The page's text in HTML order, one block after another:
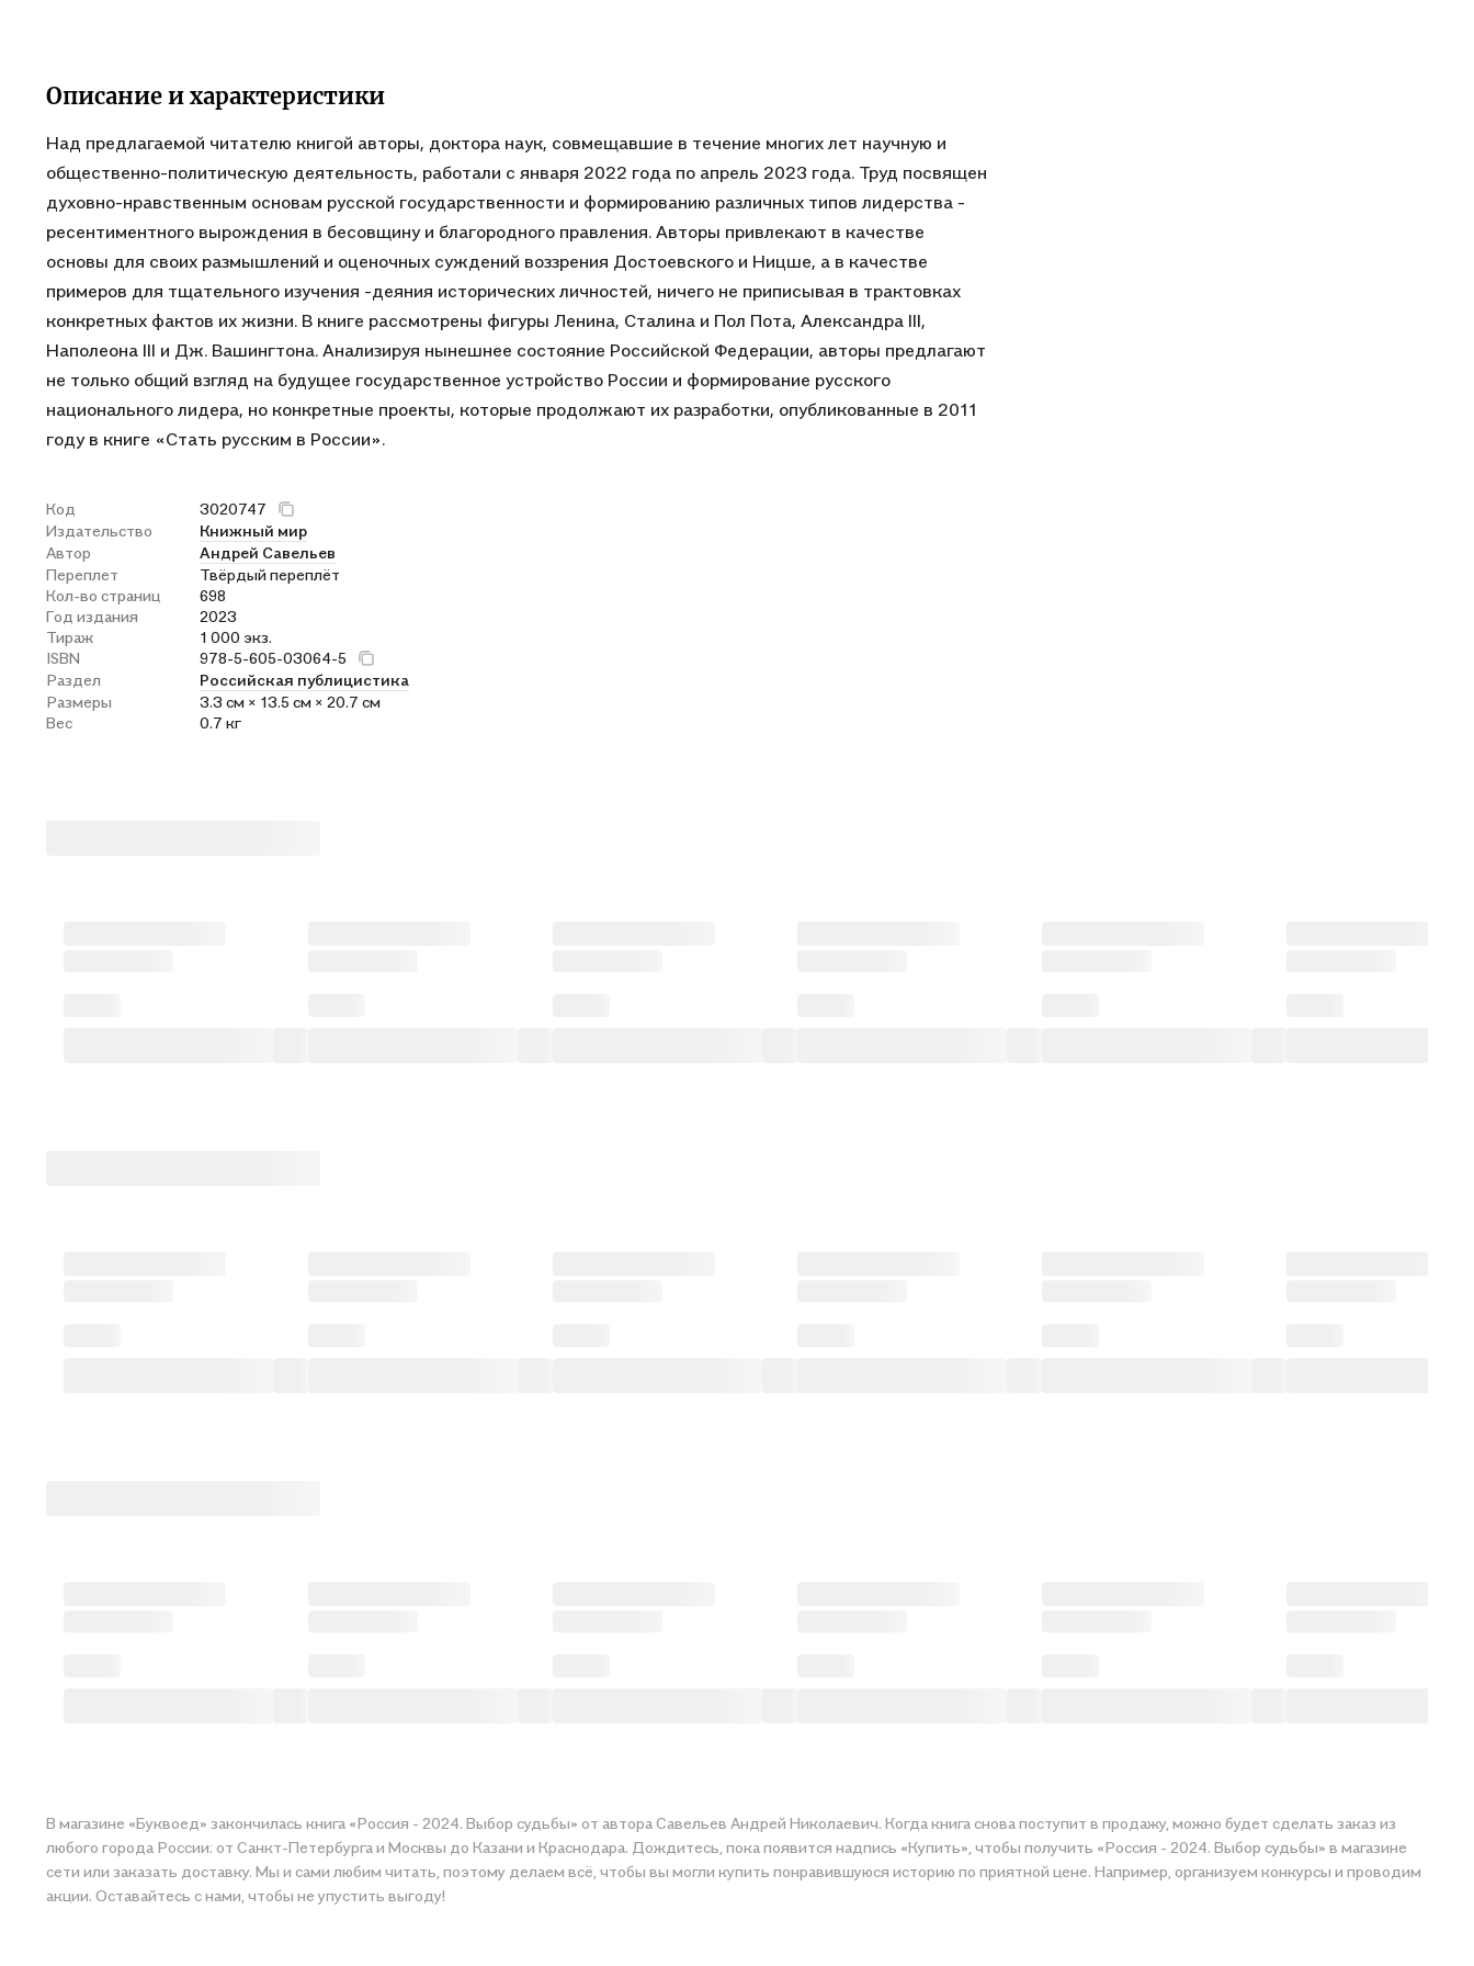
Описание и характеристики
Над предлагаемой читателю книгой авторы, доктора наук, совмещавшие в течение многих лет научную и
общественно-политическую деятельность, работали с января 2022 года по апрель 2023 года. Труд посвящен
духовно-нравственным основам русской государственности и формированию различных типов лидерства -
ресентиментного вырождения в бесовщину и благородного правления. Авторы привлекают в качестве
основы для своих размышлений и оценочных суждений воззрения Достоевского и Ницше, а в качестве
примеров для тщательного изучения -деяния исторических личностей, ничего не приписывая в трактовках
конкретных фактов их жизни. В книге рассмотрены фигуры Ленина, Сталина и Пол Пота, Александра III,
Наполеона III и Дж. Вашингтона. Анализируя нынешнее состояние Российской Федерации, авторы предлагают
не только общий взгляд на будущее государственное устройство России и формирование русского
национального лидера, но конкретные проекты, которые продолжают их разработки, опубликованные в 2011
году в книге «Стать русским в России».
Код
3020747
Издательство
Книжный мир
Автор
Андрей Савельев
Переплет
Твёрдый переплёт
Кол-во страниц
698
Год издания
2023
Тираж
1 000 экз.
ISBN
978-5-605-03064-5
Раздел
Российская публицистика
Размеры
3.3 см × 13.5 см × 20.7 см
Вес
0.7 кг
В магазине «Буквоед» закончилась книга «Россия - 2024. Выбор судьбы» от автора Савельев Андрей Николаевич. Когда книга снова поступит в продажу, можно будет сделать заказ из
любого города России: от Санкт-Петербурга и Москвы до Казани и Краснодара. Дождитесь, пока появится надпись «Купить», чтобы получить «Россия - 2024. Выбор судьбы» в магазине
сети или заказать доставку. Мы и сами любим читать, поэтому делаем всё, чтобы вы могли купить понравившуюся историю по приятной цене. Например, организуем конкурсы и проводим
акции. Оставайтесь с нами, чтобы не упустить выгоду!